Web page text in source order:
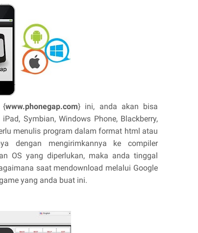
{www.phonegap.com} ini, anda akan bisa
Symbian, Windows Phone, Blackberry,
menulis program dalam format html atau
dengan mengirimkannya ke compiler
OS yang diperlukan, maka anda tinggal
saat mendownload melalui Google
yang anda buat ini.